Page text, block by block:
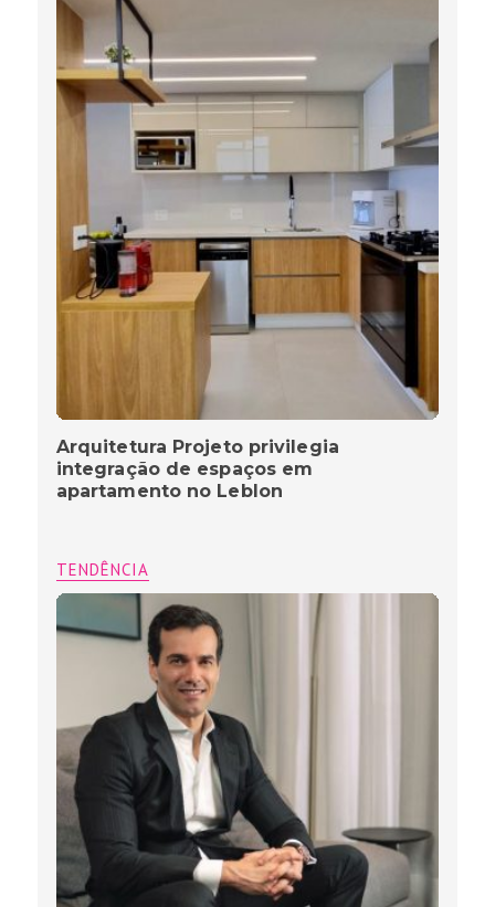
Arquitetura Projeto privilegia
integração de espaços em
apartamento no Leblon
TENDÊNCIA